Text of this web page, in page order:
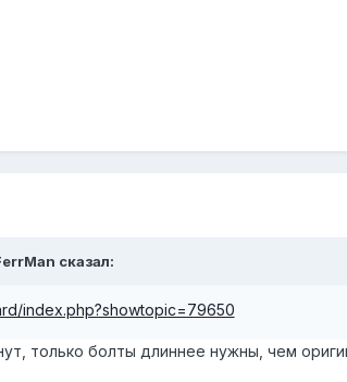
сказал:
index.php?showtopic=79650
только болты длиннее нужны, чем